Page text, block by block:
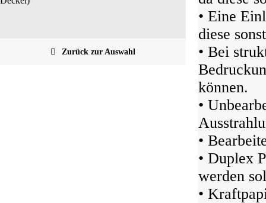
Zurück zur Auswahl
• Eine
diese
• Bei
können.
•
•
• Duplex
werden
•